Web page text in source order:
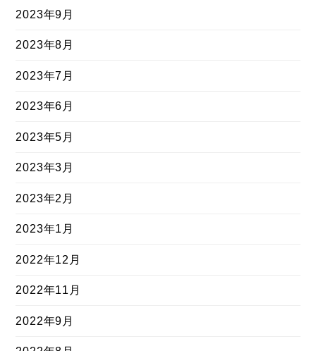
2023年9月
2023年8月
2023年7月
2023年6月
2023年5月
2023年3月
2023年2月
2023年1月
2022年12月
2022年11月
2022年9月